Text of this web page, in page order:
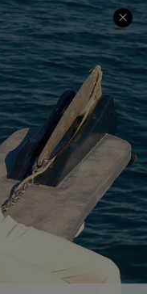
o Wysyłce
Zwrotów
Zwrot
o Rozmiarach
z Nami